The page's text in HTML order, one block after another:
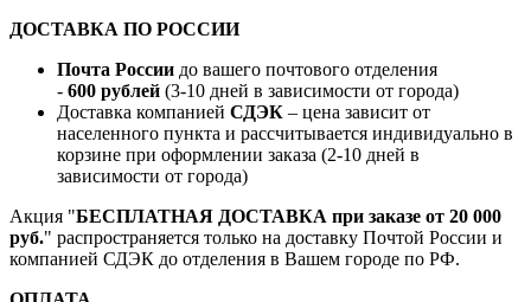
ДОСТАВКА ПО РОССИИ
Почта России до вашего почтового отделения
- 600 рублей (3-10 дней в зависимости от города)
Доставка компанией СДЭК – цена зависит от
населенного пункта и рассчитывается индивидуально в
корзине при оформлении заказа (2-10 дней в
зависимости от города)
Акция "БЕСПЛАТНАЯ ДОСТАВКА при заказе от 20 000
руб." распространяется только на доставку Почтой России и
компанией СДЭК до отделения в Вашем городе по РФ.